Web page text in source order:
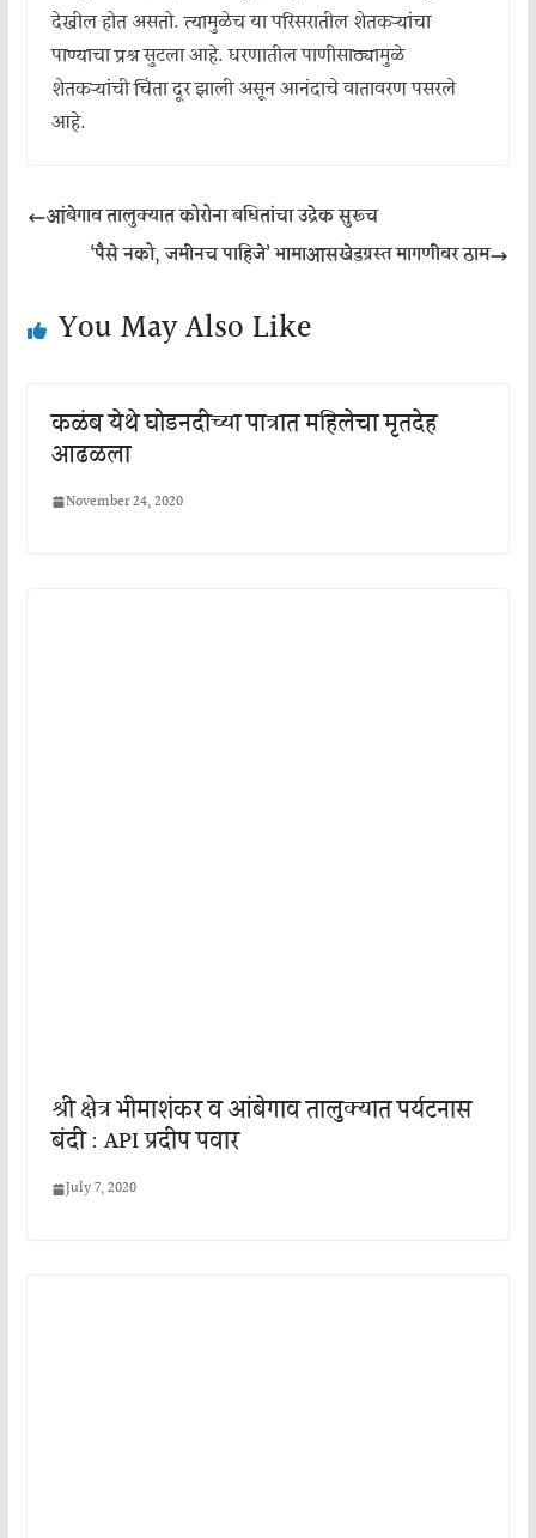
देखील होत असतो. त्यामुळेच या परिसरातील शेतकऱ्यांचा
पाण्याचा प्रश्न सुटला आहे. धरणातील पाणीसाठ्यामुळे
शेतकऱ्यांची चिंता दूर झाली असून आनंदाचे वातावरण पसरले
आहे.
आंबेगाव तालुक्यात कोरोना बधितांचा उद्रेक सुरूच
‘पैसे नको, जमीनच पाहिजे’ भामाआसखेडग्रस्त मागणीवर ठाम
You May Also Like
कळंब येथे घोडनदीच्या पात्रात महिलेचा मृतदेह
आढळला
November 24, 2020
श्री क्षेत्र भीमाशंकर व आंबेगाव तालुक्यात पर्यटनास
बंदी : API प्रदीप पवार
July 7, 2020